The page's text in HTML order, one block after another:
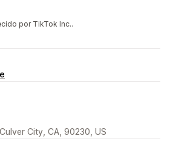
por TikTok Inc..
City, CA, 90230, US